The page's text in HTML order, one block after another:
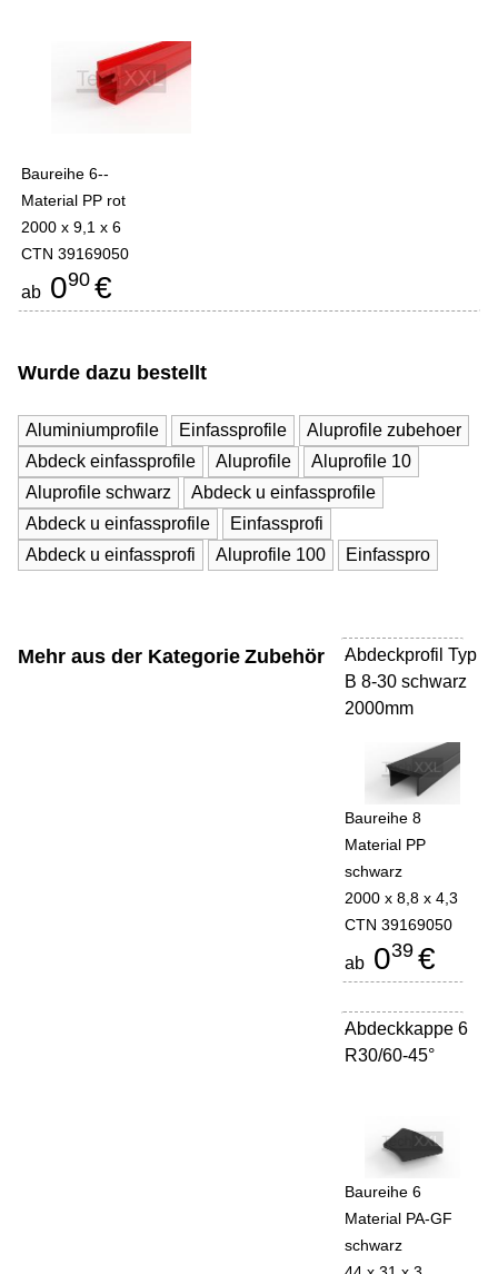
Baureihe 6--
Material PP rot
2000 x 9,1 x 6
CTN 39169050
ab 090 €
Wurde dazu bestellt
Aluminiumprofile Einfassprofile
Aluprofile zubehoer
Abdeck einfassprofile
Aluprofile
Aluprofile 10
Aluprofile schwarz
Abdeck u einfassprofile
Abdeck u einfassprofile
Einfassprofi
Abdeck u einfassprofi
Aluprofile 100 Einfasspro
Mehr aus der Kategorie Zubehör
Abdeckprofil Typ
B 8-30 schwarz
2000mm
-
Baureihe 8
Material PP
schwarz
2000 x 8,8 x 4,3
CTN 39169050
ab 039 €
Abdeckkappe 6
R30/60-45°
-
Baureihe 6
Material PA-GF
schwarz